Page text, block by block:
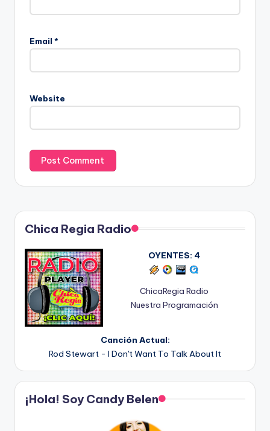
Email *
Website
Chica Regia Radio
OYENTES: 4
ChicaRegia Radio
Nuestra Programación
Canción Actual:
Rod Stewart - I Don't Want To Talk About It
¡Hola! Soy Candy Belen